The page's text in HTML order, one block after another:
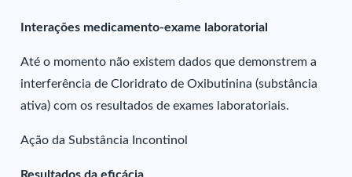
Interações medicamento-exame laboratorial
Até o momento não existem dados que demonstrem a
interferência de Cloridrato de Oxibutinina (substância
ativa) com os resultados de exames laboratoriais.
Ação da Substância Incontinol